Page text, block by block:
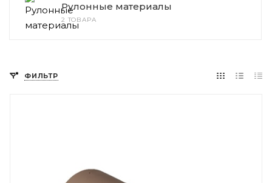
Рулонные материалы
2 ТОВАРА
ФИЛЬТР